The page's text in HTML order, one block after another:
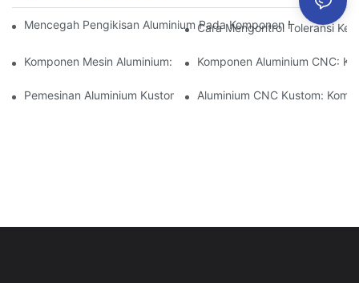
Mencegah Pengikisan Aluminium Pada Komponen Mesin
Cara Mengontrol Toleransi
Komponen Mesin Aluminium: Kustomisasi Untuk Pasar Niche
Komponen Aluminium CNC:
Pemesinan Aluminium Kustom: Menjelajahi Inovasi Industri
Aluminium CNC Kustom: